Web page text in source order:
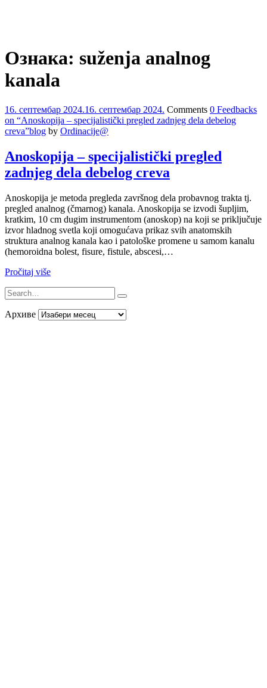
Ознака: suženja analnog
kanala
16. септембар 2024.16. септембар 2024. Comments 0 Feedbacks
on “Anoskopija – specijalistički pregled zadnjeg dela debelog
creva”blog by Ordinacije@
Anoskopija – specijalistički pregled
zadnjeg dela debelog creva
Anoskopija je metoda pregleda završnog dela probavnog trakta tj.
pregled analnog (čmarnog) kanala. Anoskopija se izvodi šupljim,
kratkim, 10 cm dugim instrumentom (anoskop) na koji se priključuje
izvor hladnog svetla koji omogućava prikaz svih anatomskih
struktura analnog kanala kao i patološke promene u samom kanalu
(hemoroidna bolest, fisure, fistule, abscesi,…
Pročitaj više
Архиве